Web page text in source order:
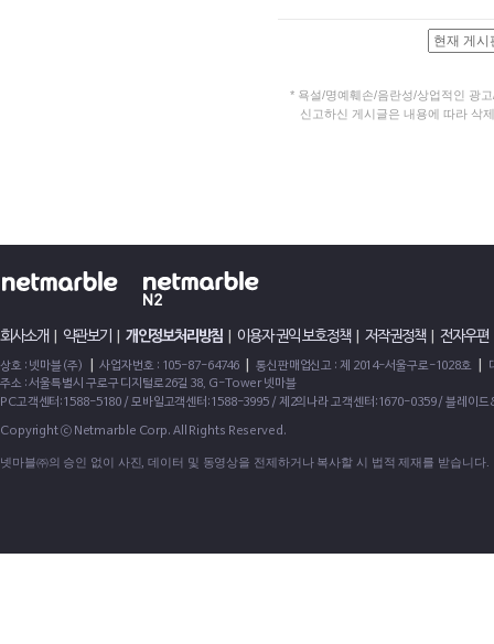
* 욕설/명예훼손/음란성/상업적인 광
신고하신 게시글은 내용에 따라 삭
회사소개 약관보기 개인정보처리방침 이용자 권익 보호정책| 저작권정책| 전자우편
상호 : 넷마블(주) 사업자번호 : 105-87-64746 통신판매업신고 : 제 2014-서울구로-1028호
주소 : 서울특별시 구로구 디지털로26길 38, G-Tower 넷마블
PC고객센터:1588-5180 / 모바일고객센터:1588-3995 / 제2의나라 고객센터:1670-0359 / 블레이
Copyright ⓒ Netmarble Corp. All Rights Reserved.
넷마블㈜의 승인 없이 사진, 데이터 및 동영상을 전제하거나 복사할 시 법적 제재를 받습니다.